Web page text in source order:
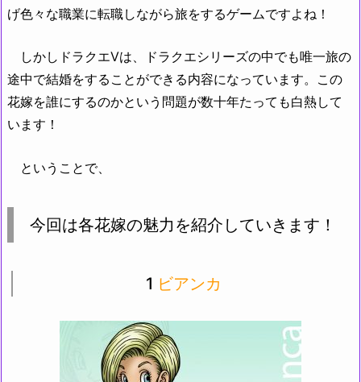
げ色々な職業に転職しながら旅をするゲームですよね！
しかしドラクエVは、ドラクエシリーズの中でも唯一旅の
途中で結婚をすることができる内容になっています。この
花嫁を誰にするのかという問題が数十年たっても白熱して
います！
ということで、
今回は各花嫁の魅力を紹介していきます！
1 ビアンカ